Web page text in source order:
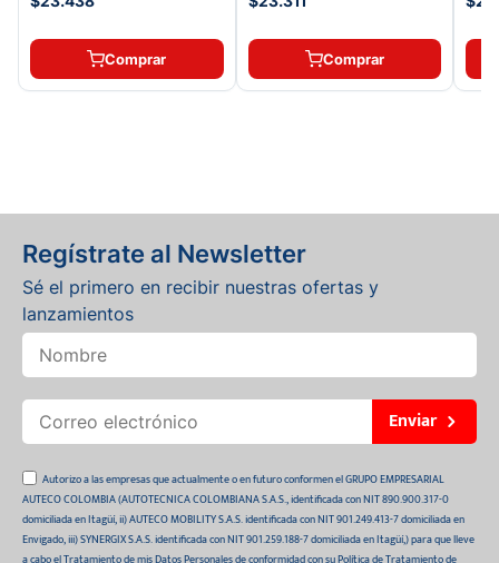
Comprar Comprar
Regístrate al Newsletter
Sé el primero en recibir nuestras ofertas y
lanzamientos
Enviar
Autorizo a las empresas que actualmente o en futuro conformen el GRUPO EMPRESARIAL
AUTECO COLOMBIA (AUTOTECNICA COLOMBIANA S.A.S., identificada con NIT 890.900.317-0
domiciliada en Itagüí, ii) AUTECO MOBILITY S.A.S. identificada con NIT 901.249.413-7 domiciliada en
Envigado, iii) SYNERGIX S.A.S. identificada con NIT 901.259.188-7 domiciliada en Itagüí,) para que lleve